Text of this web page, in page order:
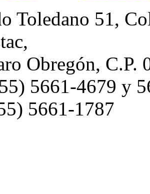
Toledano 51,
Obregón, C.P.
5661-4679 y
5661-1787